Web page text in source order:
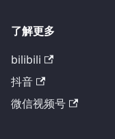
了解更多
bilibili
抖音
微信视频号